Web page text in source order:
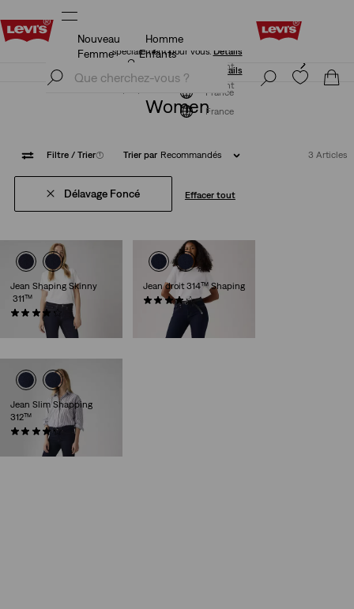
Politique de livraison et de retours Mise à jour
S'inscrire maintenant
France
Nouveau
Homme
Femme
Enfants
Politique de livraison et de retours Mise à jour
S'inscrire maintenant
France
Women
Filtre / Trier(1) Trier par Recommandés 3 Articles
Délavage Foncé Effacer tout
Jean Shaping Skinny
311™
(2834)
89,00 €
Jean droit 314™ Shaping
(1904)
89,00 €
Jean Slim Shapping
312™
(1275)